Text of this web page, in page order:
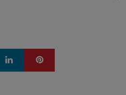
LinkedIn